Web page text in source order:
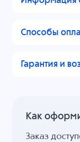
Способы
Гарантия и
Как
Заказ